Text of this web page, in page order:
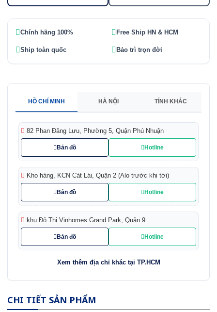
Chính hãng 100% Free Ship HN & HCM
Ship toàn quốc Bảo trì trọn đời
HỒ CHÍ MINH HÀ NỘI TỈNH KHÁC
82 Phan Đăng Lưu, Phường 5, Quận Phú Nhuận
Bản đồ Hotline
Kho hàng, KCN Cát Lái, Quận 2 (Alo trước khi tới)
Bản đồ Hotline
khu Đô Thị Vinhomes Grand Park, Quận 9
Bản đồ Hotline
Xem thêm địa chỉ khác tại TP.HCM
CHI TIẾT SẢN PHẨM